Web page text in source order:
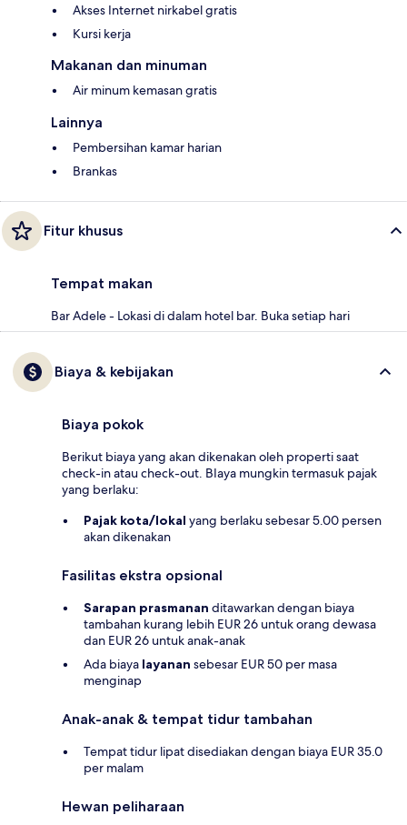
Akses Internet nirkabel gratis
Kursi kerja
Makanan dan minuman
Air minum kemasan gratis
Lainnya
Pembersihan kamar harian
Brankas
Fitur khusus
Tempat makan
Bar Adele - Lokasi di dalam hotel bar. Buka setiap hari
Biaya & kebijakan
Biaya pokok
Berikut biaya yang akan dikenakan oleh properti saat
check-in atau check-out. BIaya mungkin termasuk pajak
yang berlaku:
Pajak kota/lokal yang berlaku sebesar 5.00 persen
akan dikenakan
Fasilitas ekstra opsional
Sarapan prasmanan ditawarkan dengan biaya
tambahan kurang lebih EUR 26 untuk orang dewasa
dan EUR 26 untuk anak-anak
Ada biaya layanan sebesar EUR 50 per masa
menginap
Anak-anak & tempat tidur tambahan
Tempat tidur lipat disediakan dengan biaya EUR 35.0
per malam
Hewan peliharaan